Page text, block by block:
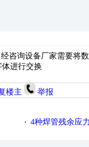
咨询设备厂家需要将
进行交换
楼主 举报
· 4种焊管残余应